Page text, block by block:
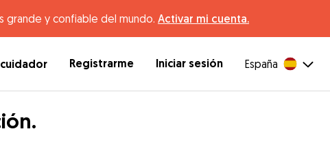
grande y confiable del mundo. Activar mi cuenta.
Registrarme Iniciar sesión España